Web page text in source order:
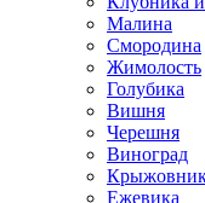
Малина
Смородина
Жимолость
Голубика
Вишня
Черешня
Виноград
Ежевика